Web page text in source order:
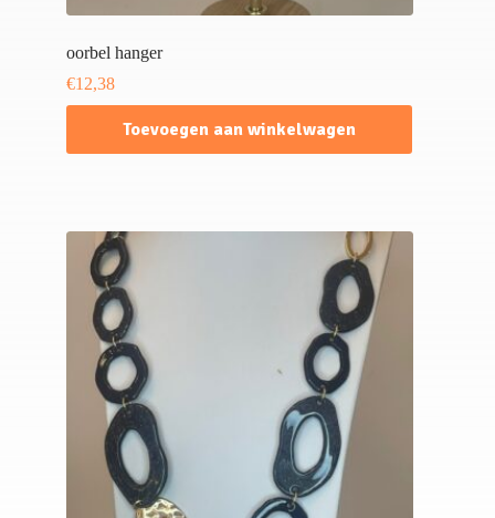
oorbel hanger
€12,38
Toevoegen aan winkelwagen